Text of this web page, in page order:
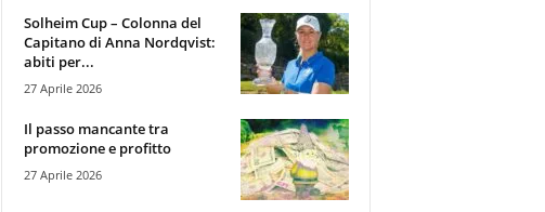
Solheim Cup – Colonna del
Capitano di Anna Nordqvist:
abiti per...
27 Aprile 2026
Il passo mancante tra
promozione e profitto
27 Aprile 2026